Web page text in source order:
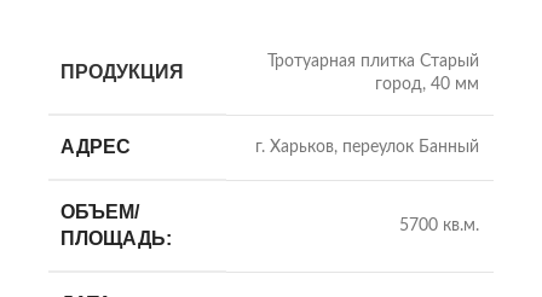
ПРОДУКЦИЯ
Тротуарная плитка Старый
город, 40 мм
АДРЕС г. Харьков, переулок Банный
ОБЪЕМ/
ПЛОЩАДЬ:
5700 кв.м.